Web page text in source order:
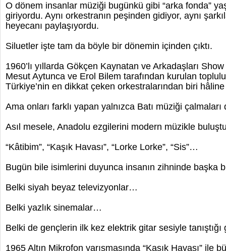
O dönem insanlar müziği bugünkü gibi “arka fonda”
giriyordu. Aynı orkestranın peşinden gidiyor, aynı
heyecanı paylaşıyordu.
Siluetler işte tam da böyle bir dönemin içinden çıktı.
1960’lı yıllarda Gökçen Kaynatan ve Arkadaşları
Mesut Aytunca ve Erol Bilem tarafından kurulan
Türkiye’nin en dikkat çeken orkestralarından biri
Ama onları farklı yapan yalnızca Batı müziği çalmaları
Asıl mesele, Anadolu ezgilerini modern müzikle
“Kâtibim”, “Kaşık Havası”, “Lorke Lorke”, “Sis”…
Bugün bile isimlerini duyunca insanın zihninde başka
Belki siyah beyaz televizyonlar…
Belki yazlık sinemalar…
Belki de gençlerin ilk kez elektrik gitar sesiyle
1965 Altın Mikrofon yarışmasında “Kaşık Havası” ile